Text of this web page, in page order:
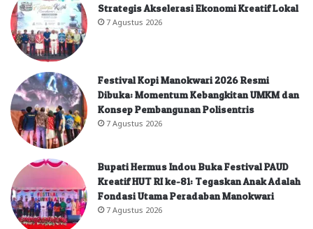
Strategis Akselerasi Ekonomi Kreatif Lokal
7 Agustus 2026
Festival Kopi Manokwari 2026 Resmi
Dibuka: Momentum Kebangkitan UMKM dan
Konsep Pembangunan Polisentris
7 Agustus 2026
Bupati Hermus Indou Buka Festival PAUD
Kreatif HUT RI ke-81: Tegaskan Anak Adalah
Fondasi Utama Peradaban Manokwari
7 Agustus 2026